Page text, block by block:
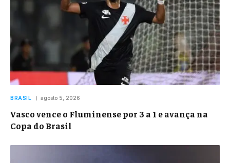
BRASIL agosto 5, 2026
Vasco vence o Fluminense por 3 a 1 e avança na
Copa do Brasil